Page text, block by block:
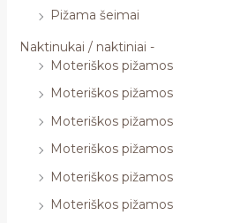
Pižama šeimai
Naktinukai / naktiniai -
Moteriškos pižamos
Moteriškos pižamos
Moteriškos pižamos
Moteriškos pižamos
Moteriškos pižamos
Moteriškos pižamos